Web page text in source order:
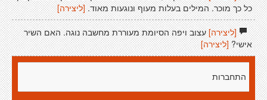
כל כך מוכר. המילים בעלות מעוף ונוגעות מאוד. [ליצירה]
[ליצירה]עצוב ויפה הסיומת מעוררת מחשבה נוגה. האם השיר
אישי? [ליצירה]
התחברות